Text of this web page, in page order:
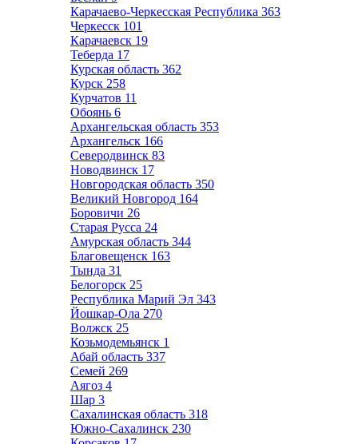
Карачаево-Черкесская Республика 363
Черкесск 101
Карачаевск 19
Теберда 17
Курская область 362
Курск 258
Курчатов 11
Обоянь 6
Архангельская область 353
Архангельск 166
Северодвинск 83
Новодвинск 17
Новгородская область 350
Великий Новгород 164
Боровичи 26
Старая Русса 24
Амурская область 344
Благовещенск 163
Тында 31
Белогорск 25
Республика Марий Эл 343
Йошкар-Ола 270
Волжск 25
Козьмодемьянск 1
Абай область 337
Семей 269
Аягоз 4
Шар 3
Сахалинская область 318
Южно-Сахалинск 230